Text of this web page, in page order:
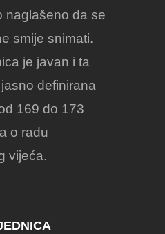
naglašeno da se
smije snimati.
je javan i ta
definirana
169 do 173
o radu
vijeća.